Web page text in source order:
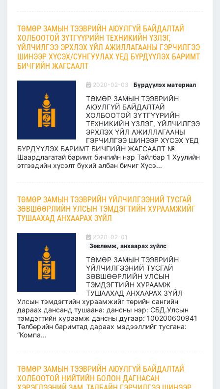
ТӨМӨР ЗАМЫН ТЭЭВРИЙН АЮУЛГҮЙ БАЙДАЛТАЙ
ХОЛБООТОЙ ЗҮТГҮҮРИЙН ТЕХНИКИЙН ҮЗЛЭГ,
ҮЙЛЧИЛГЭЭ ЭРХЛЭХ ҮЙЛ АЖИЛЛАГААНЫ ГЭРЧИЛГЭЭ
ШИНЭЭР ХҮСЭХ/СУНГУУЛАХ ҮЕД БҮРДҮҮЛЭХ БАРИМТ
БИЧГИЙН ЖАГСААЛТ
2020-02-03 Бүрдүүлэх материал
ТӨМӨР ЗАМЫН ТЭЭВРИЙН
АЮУЛГҮЙ БАЙДАЛТАЙ
ХОЛБООТОЙ ЗҮТГҮҮРИЙН
ТЕХНИКИЙН ҮЗЛЭГ, ҮЙЛЧИЛГЭЭ
ЭРХЛЭХ ҮЙЛ АЖИЛЛАГААНЫ
ГЭРЧИЛГЭЭ ШИНЭЭР ХҮСЭХ ҮЕД
БҮРДҮҮЛЭХ БАРИМТ БИЧГИЙН ЖАГСААЛТ №
Шаардлагатай баримт бичгийн нэр Тайлбар 1 Хуулийн
этгээдийн хүсэлт бүхий албан бичиг Хүсэ...
ТӨМӨР ЗАМЫН ТЭЭВРИЙН ҮЙЛЧИЛГЭЭНИЙ ТУСГАЙ
ЗӨВШӨӨРЛИЙН УЛСЫН ТЭМДЭГТИЙН ХУРААМЖИЙГ
ТУШААХАД АНХААРАХ ЗҮЙЛ
2020-02-01
Зөвлөмж, анхаарах зүйлс
ТӨМӨР ЗАМЫН ТЭЭВРИЙН
ҮЙЛЧИЛГЭЭНИЙ ТУСГАЙ
ЗӨВШӨӨРЛИЙН УЛСЫН
ТЭМДЭГТИЙН ХУРААМЖ
ТУШААХАД АНХААРАХ ЗҮЙЛ
Улсын тэмдэгтийн хураамжийг төрийн сангийн
дараах дансанд тушаана: дансны нэр: СБД.Улсын
тэмдэгтийн хураамж дансны дугаар: 100200600941
Төлбөрийн баримтад дараах мэдээллийг тусгана:
“Компа...
ТӨМӨР ЗАМЫН ТЭЭВРИЙН АЮУЛГҮЙ БАЙДАЛТАЙ
ХОЛБООТОЙ НИЙТИЙН БОЛОН ДАГНАСАН